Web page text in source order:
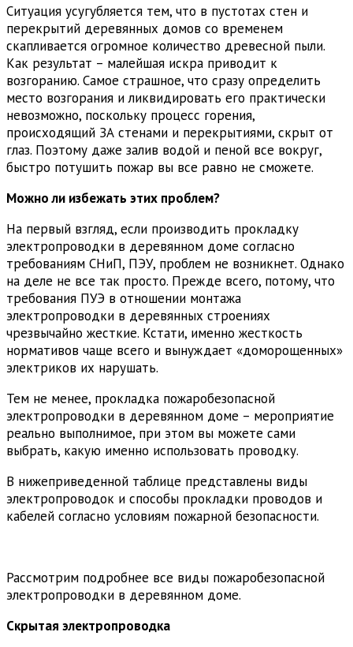
Ситуация усугубляется тем, что в пустотах стен и
перекрытий деревянных домов со временем
скапливается огромное количество древесной пыли.
Как результат – малейшая искра приводит к
возгоранию. Самое страшное, что сразу определить
место возгорания и ликвидировать его практически
невозможно, поскольку процесс горения,
происходящий ЗА стенами и перекрытиями, скрыт от
глаз. Поэтому даже залив водой и пеной все вокруг,
быстро потушить пожар вы все равно не сможете.
Можно ли избежать этих проблем?
На первый взгляд, если производить прокладку
электропроводки в деревянном доме согласно
требованиям СНиП, ПЭУ, проблем не возникнет. Однако
на деле не все так просто. Прежде всего, потому, что
требования ПУЭ в отношении монтажа
электропроводки в деревянных строениях
чрезвычайно жесткие. Кстати, именно жесткость
нормативов чаще всего и вынуждает «доморощенных»
электриков их нарушать.
Тем не менее, прокладка пожаробезопасной
электропроводки в деревянном доме – мероприятие
реально выполнимое, при этом вы можете сами
выбрать, какую именно использовать проводку.
В нижеприведенной таблице представлены виды
электропроводок и способы прокладки проводов и
кабелей согласно условиям пожарной безопасности.
Рассмотрим подробнее все виды пожаробезопасной
электропроводки в деревянном доме.
Скрытая электропроводка